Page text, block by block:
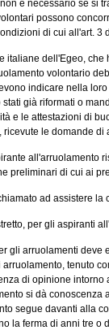
è necessario se si
possono
di cui all'art. 3
dell'Egeo, che
volontario
indicare nella loro
già riformati o
e le attestazioni di
le domande di
all'arruolamento
di cui ai
ad assistere la
per gli aspiranti
arruolamenti deve
tenuto
di opinione intorno
si dà conoscenza
segue davanti alla
la ferma di anni tre o